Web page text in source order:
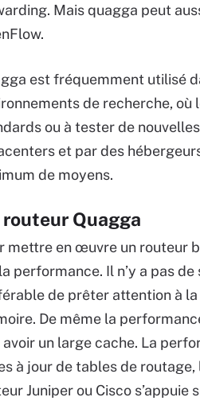
Mais quagga peut
est fréquemment utilisé
de recherche,
ou à tester de
et par des
de moyens.
routeur Quagga
mettre en œuvre un routeur
performance. Il n’y a pas
de prêter attention à
De même la
un large cache. La
à jour de tables de
Juniper ou Cisco